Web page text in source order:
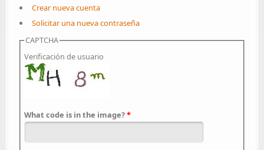
Crear nueva cuenta
Solicitar una nueva contraseña
CAPTCHA
Verificación de usuario
What code is in the image?*